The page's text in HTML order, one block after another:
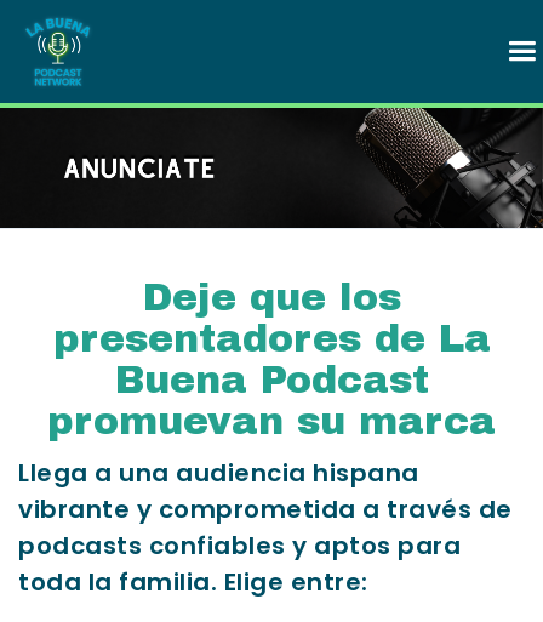
Deje que los
presentadores de La
Buena Podcast
promuevan su marca
Llega a una audiencia hispana
vibrante y comprometida a través de
podcasts confiables y aptos para
toda la familia. Elige entre: